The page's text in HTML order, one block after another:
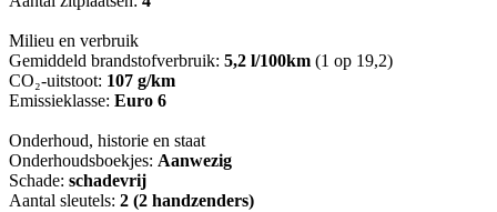
Milieu en verbruik
Gemiddeld brandstofverbruik: 5,2 l/100km (1 op 19,2)
CO₂-uitstoot: 107 g/km
Emissieklasse: Euro 6
Onderhoud, historie en staat
Onderhoudsboekjes: Aanwezig
Schade: schadevrij
Aantal sleutels: 2 (2 handzenders)